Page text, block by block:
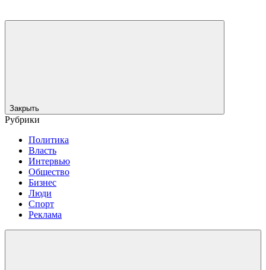
Закрыть
Рубрики
Политика
Власть
Интервью
Общество
Бизнес
Люди
Спорт
Реклама